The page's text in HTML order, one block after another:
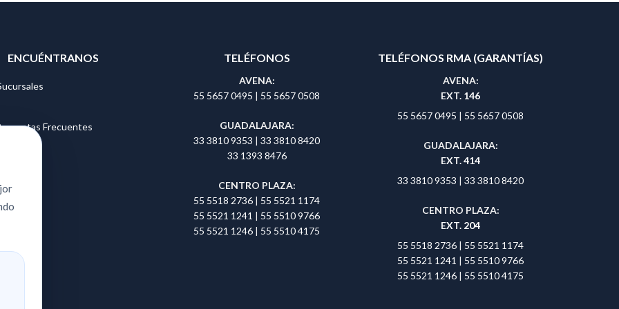
ENCUÉNTRANOS
Frecuentes
TELÉFONOS
AVENA:
55 5657 0495 | 55 5657 0508
GUADALAJARA:
33 3810 9353 | 33 3810 8420
33 1393 8476
CENTRO PLAZA:
55 5518 2736 | 55 5521 1174
55 5521 1241 | 55 5510 9766
55 5521 1246 | 55 5510 4175
TELÉFONOS RMA (GARANTÍAS)
AVENA:
EXT. 146
55 5657 0495 | 55 5657 0508
GUADALAJARA:
EXT. 414
33 3810 9353 | 33 3810 8420
CENTRO PLAZA:
EXT. 204
55 5518 2736 | 55 5521 1174
55 5521 1241 | 55 5510 9766
55 5521 1246 | 55 5510 4175